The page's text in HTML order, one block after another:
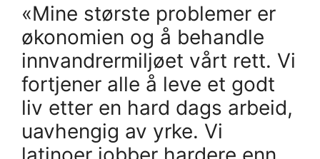
«Mine største problemer er
økonomien og å behandle
innvandrermiljøet vårt rett. Vi
fortjener alle å leve et godt
liv etter en hard dags arbeid,
uavhengig av yrke. Vi